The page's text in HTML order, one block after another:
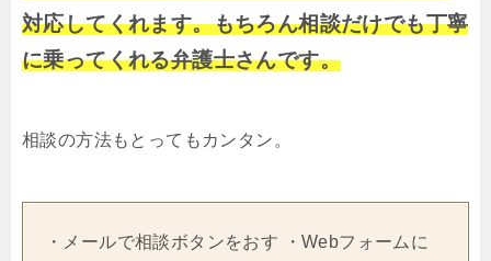
対応してくれます。もちろん相談だけでも丁寧
に乗ってくれる弁護士さんです。
相談の方法もとってもカンタン。
・メールで相談ボタンをおす ・Webフォームに